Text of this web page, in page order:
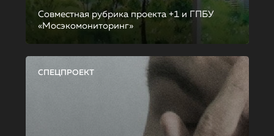
Совместная рубрика проекта +1 и ГПБУ
«Мосэкомониторинг»
СПЕЦПРОЕКТ